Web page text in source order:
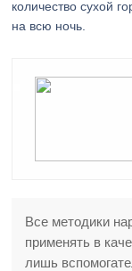
количество сухой
на всю ночь.
Все методики
применять в
лишь